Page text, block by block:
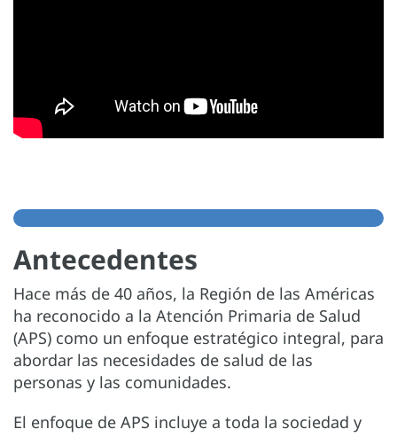
Antecedentes
Hace más de 40 años, la Región de las Américas
ha reconocido a la Atención Primaria de Salud
(APS) como un enfoque estratégico integral, para
abordar las necesidades de salud de las
personas y las comunidades.
El enfoque de APS incluye a toda la sociedad y